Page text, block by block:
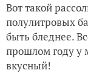
Вот такой
полулитровых
быть бледнее.
прошлом году у
вкусный!